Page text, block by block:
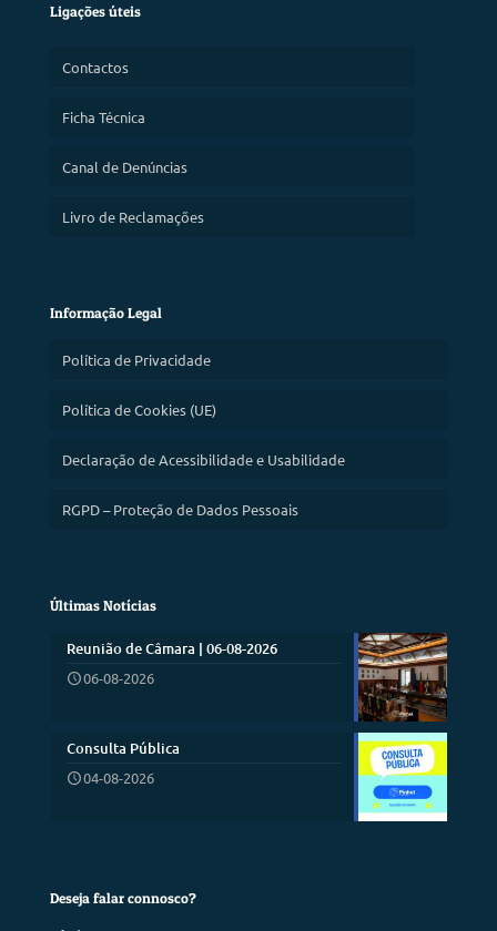
Ligações úteis
Contactos
Ficha Técnica
Canal de Denúncias
Livro de Reclamações
Informação Legal
Política de Privacidade
Política de Cookies (UE)
Declaração de Acessibilidade e Usabilidade
RGPD – Proteção de Dados Pessoais
Últimas Notícias
Reunião de Câmara | 06-08-2026
06-08-2026
Consulta Pública
04-08-2026
Deseja falar connosco?